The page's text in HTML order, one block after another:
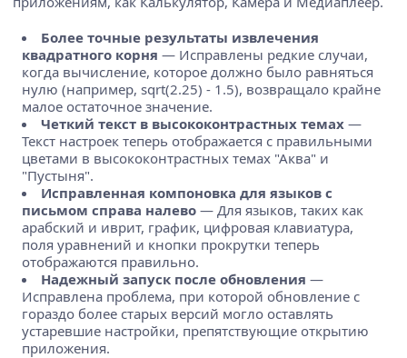
Более точные результаты извлечения
квадратного корня — Исправлены редкие случаи,
когда вычисление, которое должно было равняться
нулю (например, sqrt(2.25) - 1.5), возвращало крайне
малое остаточное значение.
Четкий текст в высококонтрастных темах —
Текст настроек теперь отображается с правильными
цветами в высококонтрастных темах "Аква" и
"Пустыня".
Исправленная компоновка для языков с
письмом справа налево — Для языков, таких как
арабский и иврит, график, цифровая клавиатура,
поля уравнений и кнопки прокрутки теперь
отображаются правильно.
Надежный запуск после обновления —
Исправлена проблема, при которой обновление с
гораздо более старых версий могло оставлять
устаревшие настройки, препятствующие открытию
приложения.